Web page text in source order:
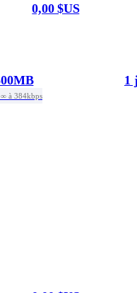
0,00 $US
à 384kbps
1